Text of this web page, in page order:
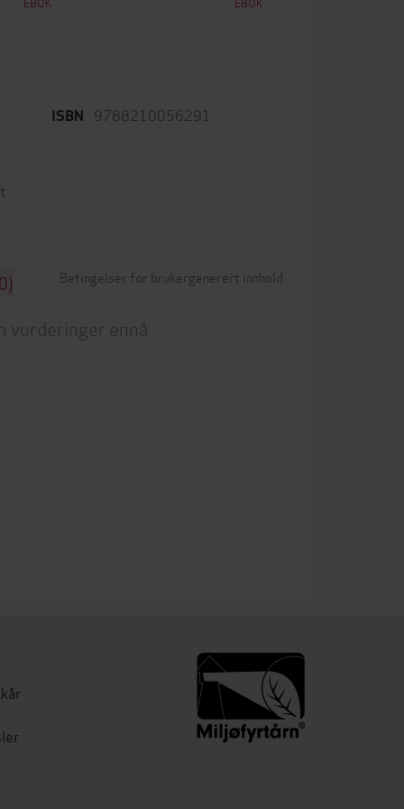
ISBN 9788210056291
Betingelser for brukergenerert innhold
vurderinger ennå